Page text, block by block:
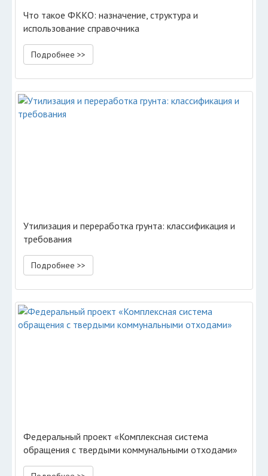
Что такое ФККО: назначение, структура и
использование справочника
Подробнее >>
Утилизация и переработка грунта: классификация и
требования
Подробнее >>
Федеральный проект «Комплексная система
обращения с твердыми коммунальными отходами»